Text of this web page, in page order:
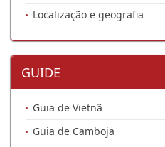
Localização e geografia
GUIDE
Guia de Vietnã
Guia de Camboja